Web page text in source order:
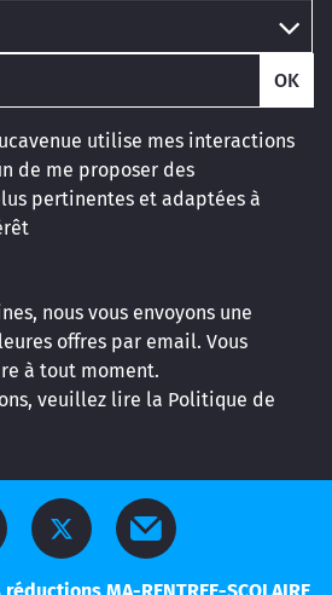
OK
utilise mes interactions
de me proposer des
pertinentes et adaptées à
nous vous envoyons une
offres par email. Vous
à tout moment.
veuillez lire la Politique de